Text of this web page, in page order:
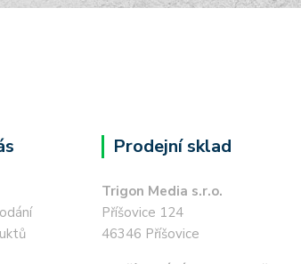
Prodejní sklad
Trigon Media s.r.o.
Příšovice 124
46346 Příšovice